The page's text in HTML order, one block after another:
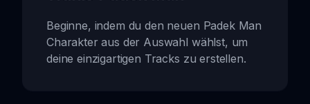
Beginne, indem du den neuen Padek Man
Charakter aus der Auswahl wählst, um
deine einzigartigen Tracks zu erstellen.